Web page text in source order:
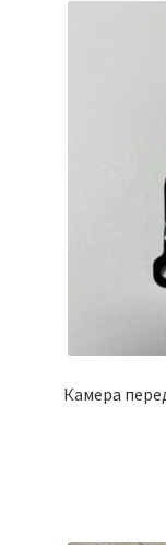
Камера